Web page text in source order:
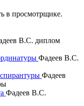
в просмотрщике.
В.С. диплом
Фадеев В.С.
Фадеев
Фадеев В.С.